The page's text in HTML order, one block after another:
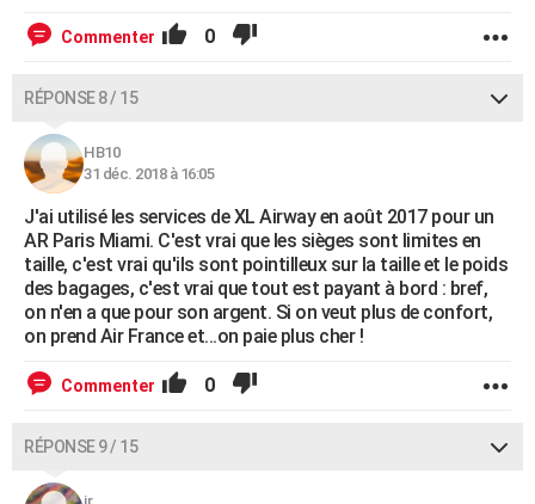
Commenter 0
RÉPONSE 8 / 15
HB10
31 déc. 2018 à 16:05
J'ai utilisé les services de XL Airway en août 2017 pour un
AR Paris Miami. C'est vrai que les sièges sont limites en
taille, c'est vrai qu'ils sont pointilleux sur la taille et le poids
des bagages, c'est vrai que tout est payant à bord : bref,
on n'en a que pour son argent. Si on veut plus de confort,
on prend Air France et...on paie plus cher !
Commenter 0
RÉPONSE 9 / 15